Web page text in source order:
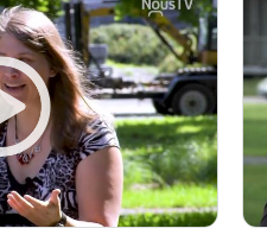
Ensemble vocal Voix
Entre Nous
Espace Yoga
Famille avisée
Gribouille Bouille
Histoires de militance
Instinct canin
J'aimerais savoir